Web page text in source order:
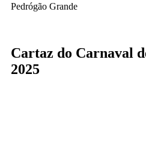
Pedrógão Grande
Cartaz do Carnaval
2025